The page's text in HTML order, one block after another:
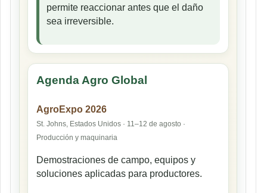
permite reaccionar antes que el daño
sea irreversible.
Agenda Agro Global
AgroExpo 2026
St. Johns, Estados Unidos · 11–12 de agosto ·
Producción y maquinaria
Demostraciones de campo, equipos y
soluciones aplicadas para productores.